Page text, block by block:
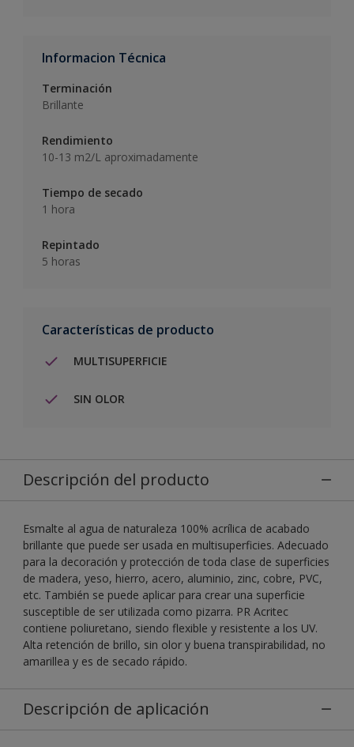
Informacion Técnica
Terminación
Brillante
Rendimiento
10-13 m2/L aproximadamente
Tiempo de secado
1 hora
Repintado
5 horas
Características de producto
MULTISUPERFICIE
SIN OLOR
Descripción del producto
Esmalte al agua de naturaleza 100% acrílica de acabado
brillante que puede ser usada en multisuperficies. Adecuado
para la decoración y protección de toda clase de superficies
de madera, yeso, hierro, acero, aluminio, zinc, cobre, PVC,
etc. También se puede aplicar para crear una superficie
susceptible de ser utilizada como pizarra. PR Acritec
contiene poliuretano, siendo flexible y resistente a los UV.
Alta retención de brillo, sin olor y buena transpirabilidad, no
amarillea y es de secado rápido.
Descripción de aplicación